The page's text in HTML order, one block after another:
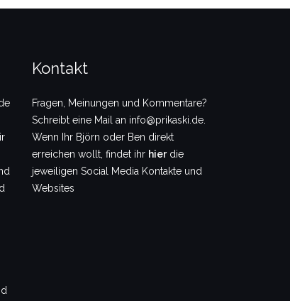
Kontakt
Fragen, Meinungen und Kommentare?
Schreibt eine Mail an info@prikaski.de.
Wenn Ihr Björn oder Ben direkt
erreichen wollt, findet ihr hierdie
jeweiligen Social Media Kontakte und
Websites